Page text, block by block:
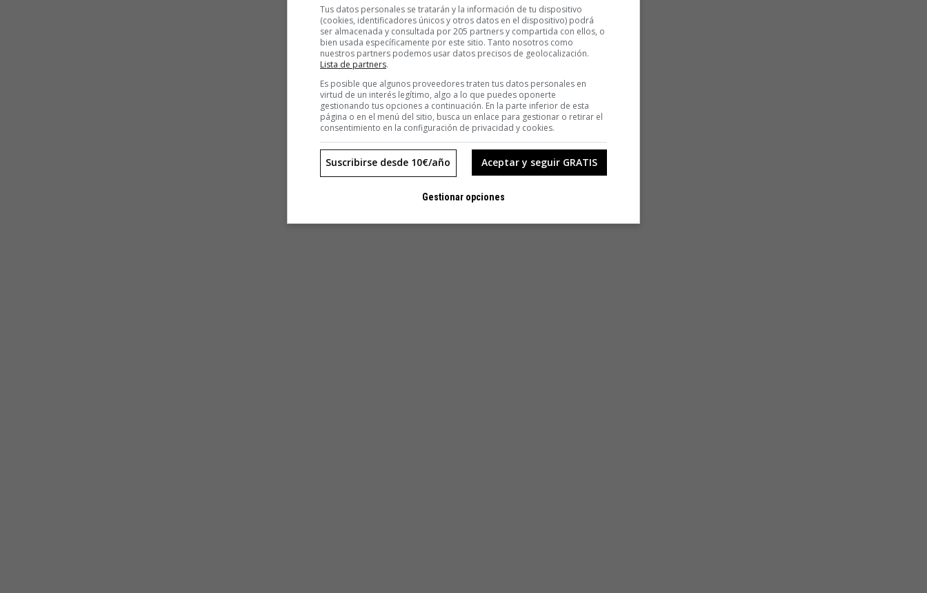
Tus datos personales se tratarán y la información de tu dispositivo
(cookies, identificadores únicos y otros datos en el dispositivo) podrá
ser almacenada y consultada por 205 partners y compartida con ellos, o
bien usada específicamente por este sitio. Tanto nosotros como
nuestros partners podemos usar datos precisos de geolocalización.
Lista de partners.
Es posible que algunos proveedores traten tus datos personales en
virtud de un interés legítimo, algo a lo que puedes oponerte
gestionando tus opciones a continuación. En la parte inferior de esta
página o en el menú del sitio, busca un enlace para gestionar o retirar el
consentimiento en la configuración de privacidad y cookies.
Aceptar y seguir GRATIS
Suscribirse desde 10€/año
Gestionar opciones